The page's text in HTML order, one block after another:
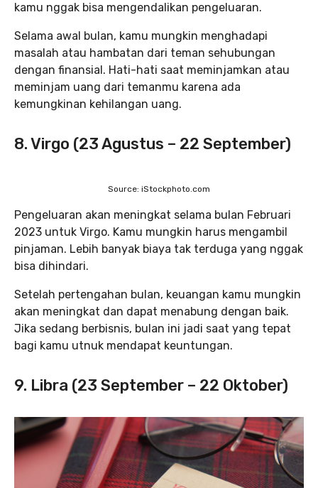
kamu nggak bisa mengendalikan pengeluaran.
Selama awal bulan, kamu mungkin menghadapi
masalah atau hambatan dari teman sehubungan
dengan finansial. Hati-hati saat meminjamkan atau
meminjam uang dari temanmu karena ada
kemungkinan kehilangan uang.
8. Virgo (23 Agustus – 22 September)
Source: iStockphoto.com
Pengeluaran akan meningkat selama bulan Februari
2023 untuk Virgo. Kamu mungkin harus mengambil
pinjaman. Lebih banyak biaya tak terduga yang nggak
bisa dihindari.
Setelah pertengahan bulan, keuangan kamu mungkin
akan meningkat dan dapat menabung dengan baik.
Jika sedang berbisnis, bulan ini jadi saat yang tepat
bagi kamu utnuk mendapat keuntungan.
9. Libra (23 September – 22 Oktober)